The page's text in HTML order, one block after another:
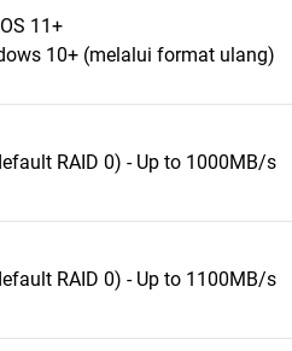
11+
10+ (melalui format ulang)
RAID 0) - Up to 1000MB/s
RAID 0) - Up to 1100MB/s